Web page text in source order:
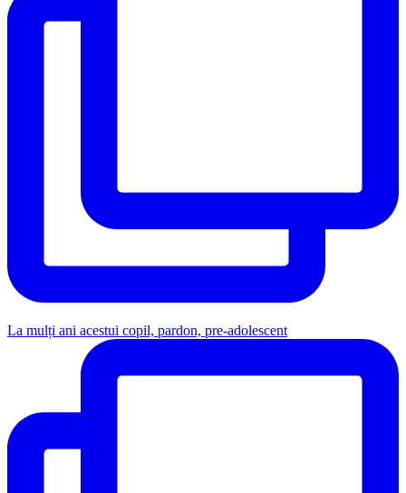
La mulți ani acestui copil, pardon, pre-adolescent